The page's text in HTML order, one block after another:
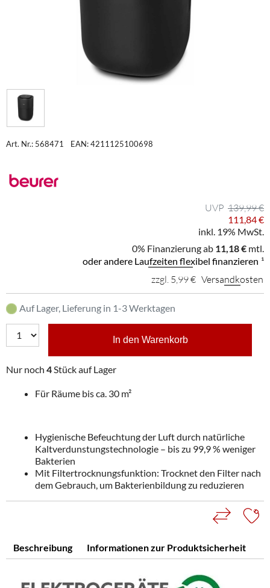
Art. Nr.: 568471 EAN: 4211125100698
139,99 €
111,84 €
inkl. 19% MwSt.
0% Finanzierung ab 11,18 € mtl.
oder andere Laufzeiten flexibel finanzieren ¹
zzgl. 5,99 € Versandkosten
Auf Lager, Lieferung in 1-3 Werktagen
In den Warenkorb
Nur noch 4Stück auf Lager
Für Räume bis ca. 30 m²
Hygienische Befeuchtung der Luft durch natürliche
Kaltverdunstungstechnologie – bis zu 99,9 % weniger
Bakterien
Mit Filtertrocknungsfunktion: Trocknet den Filter nach
dem Gebrauch, um Bakterienbildung zu reduzieren
Beschreibung Informationen zur Produktsicherheit